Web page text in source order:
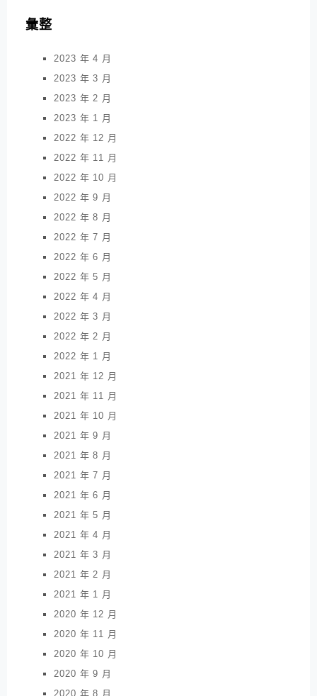
彙整
2023 年 4 月
2023 年 3 月
2023 年 2 月
2023 年 1 月
2022 年 12 月
2022 年 11 月
2022 年 10 月
2022 年 9 月
2022 年 8 月
2022 年 7 月
2022 年 6 月
2022 年 5 月
2022 年 4 月
2022 年 3 月
2022 年 2 月
2022 年 1 月
2021 年 12 月
2021 年 11 月
2021 年 10 月
2021 年 9 月
2021 年 8 月
2021 年 7 月
2021 年 6 月
2021 年 5 月
2021 年 4 月
2021 年 3 月
2021 年 2 月
2021 年 1 月
2020 年 12 月
2020 年 11 月
2020 年 10 月
2020 年 9 月
2020 年 8 月